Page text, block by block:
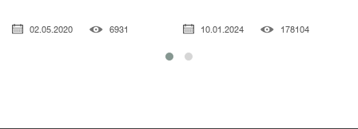
02.05.2020 6931 10.01.2024 178104